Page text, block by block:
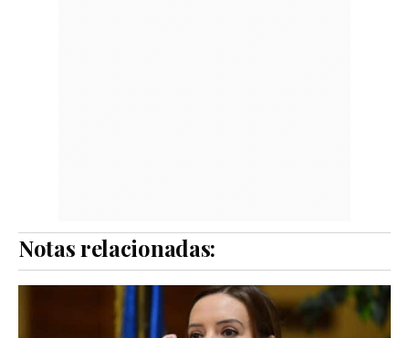
Notas relacionadas: